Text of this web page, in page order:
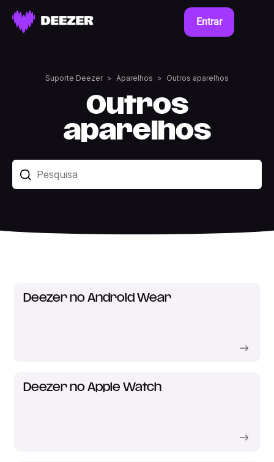
Entrar
Suporte Deezer Aparelhos Outros aparelhos
Outros
aparelhos
Deezer no Android Wear
Deezer no Apple Watch